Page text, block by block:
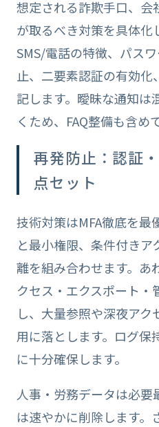
想定される詐欺手口、会
が取るべき対策を具体化
SMS/電話の特徴、パス
止、二要素認証の有効
記します。曖昧な通知は
くため、FAQ整備も含め
再発防止：認証
点セット
技術対策はMFA徹底を最
と最小権限、条件付き
離を組み合わせます。あ
クセス・エクスポート・
し、大量参照や深夜ア
用に落とします。ログ保
に十分確保します。
人事・労務データは必要
は速やかに削除します。